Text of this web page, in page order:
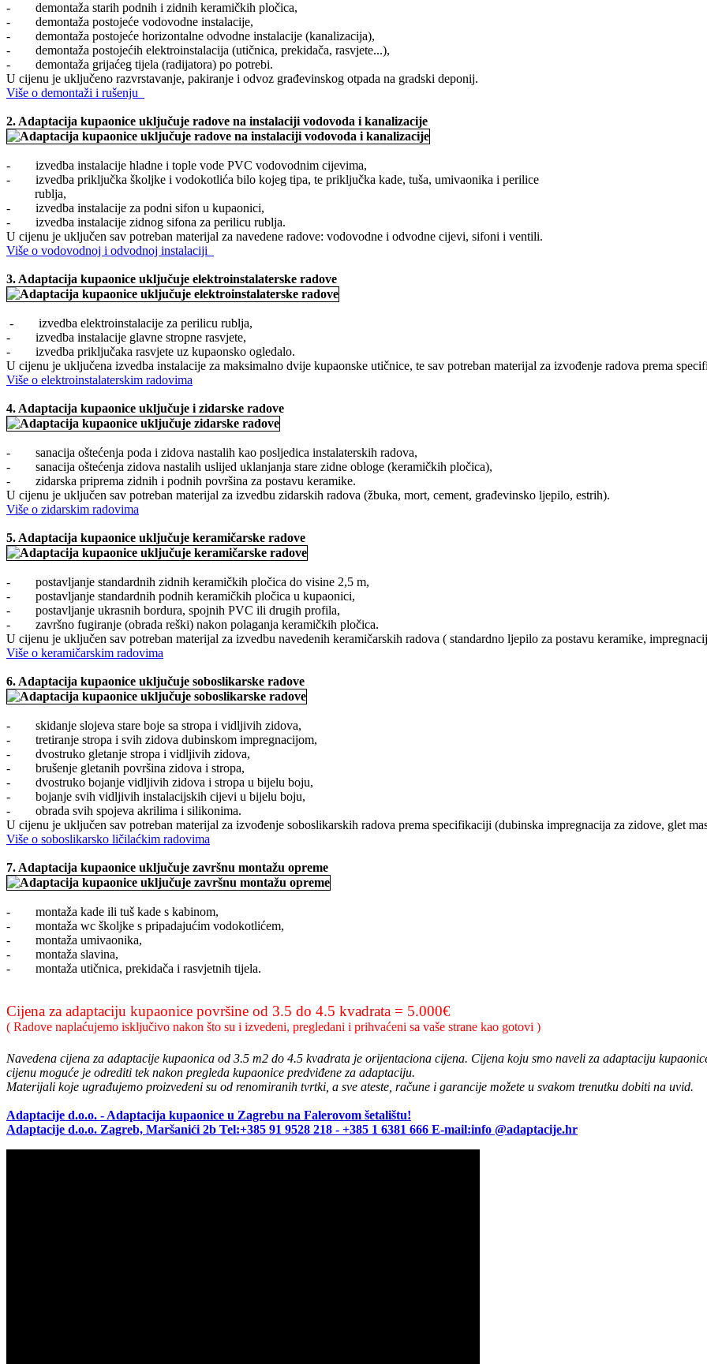
- demontaža starih podnih i zidnih keramičkih pločica,
- demontaža postojeće vodovodne instalacije,
- demontaža postojeće horizontalne odvodne instalacije (kanalizacija),
- demontaža postojećih elektroinstalacija (utičnica, prekidača, rasvjete...),
- demontaža grijaćeg tijela (radijatora) po potrebi.
U cijenu je uključeno razvrstavanje, pakiranje i odvoz građevinskog otpada na gradski deponij.
Više o demontaži i rušenju
2. Adaptacija kupaonice uključuje radove na instalaciji vodovoda i kanalizacije
- izvedba instalacije hladne i tople vode PVC vodovodnim cijevima,
- izvedba priključka školjke i vodokotlića bilo kojeg tipa, te priključka kade, tuša, umivaonika i perilice
rublja,
- izvedba instalacije za podni sifon u kupaonici,
- izvedba instalacije zidnog sifona za perilicu rublja.
U cijenu je uključen sav potreban materijal za navedene radove: vodovodne i odvodne cijevi, sifoni i ventili.
Više o vodovodnoj i odvodnoj instalaciji
3. Adaptacija kupaonice uključuje elektroinstalaterske radove
- izvedba elektroinstalacije za perilicu rublja,
- izvedba instalacije glavne stropne rasvjete,
- izvedba priključaka rasvjete uz kupaonsko ogledalo.
U cijenu je uključena izvedba instalacije za maksimalno dvije kupaonske utičnice, te sav potreban materijal za izvođenje radova prema
Više o elektroinstalaterskim radovima
4. Adaptacija kupaonice uključuje i zidarske radove
- sanacija oštećenja poda i zidova nastalih kao posljedica instalaterskih radova,
- sanacija oštećenja zidova nastalih uslijed uklanjanja stare zidne obloge (keramičkih pločica),
- zidarska priprema zidnih i podnih površina za postavu keramike.
U cijenu je uključen sav potreban materijal za izvedbu zidarskih radova (žbuka, mort, cement, građevinsko ljepilo, estrih).
Više o zidarskim radovima
5. Adaptacija kupaonice uključuje keramičarske radove
- postavljanje standardnih zidnih keramičkih pločica do visine 2,5 m,
- postavljanje standardnih podnih keramičkih pločica u kupaonici,
- postavljanje ukrasnih bordura, spojnih PVC ili drugih profila,
- završno fugiranje (obrada reški) nakon polaganja keramičkih pločica.
U cijenu je uključen sav potreban materijal za izvedbu navedenih keramičarskih radova ( standardno ljepilo za postavu keramike,
Više o keramičarskim radovima
6. Adaptacija kupaonice uključuje soboslikarske radove
- skidanje slojeva stare boje sa stropa i vidljivih zidova,
- tretiranje stropa i svih zidova dubinskom impregnacijom,
- dvostruko gletanje stropa i vidljivih zidova,
- brušenje gletanih površina zidova i stropa,
- dvostruko bojanje vidljivih zidova i stropa u bijelu boju,
- bojanje svih vidljivih instalacijskih cijevi u bijelu boju,
- obrada svih spojeva akrilima i silikonima.
U cijenu je uključen sav potreban materijal za izvođenje soboslikarskih radova prema specifikaciji (dubinska impregnacija za zidove, glet
Više o soboslikarsko ličilaćkim radovima
7. Adaptacija kupaonice uključuje završnu montažu opreme
- montaža kade ili tuš kade s kabinom,
- montaža wc školjke s pripadajućim vodokotlićem,
- montaža umivaonika,
- montaža slavina,
- montaža utičnica, prekidača i rasvjetnih tijela.
Cijena za adaptaciju kupaonice površine od 3.5 do 4.5 kvadrata = 5.000€
( Radove naplaćujemo isključivo nakon što su i izvedeni, pregledani i prihvaćeni sa vaše strane kao gotovi )
Navedena cijena za adaptacije kupaonica od 3.5 m2 do 4.5 kvadrata je orijentaciona cijena. Cijena koju smo naveli za adaptaciju
cijenu moguće je odrediti tek nakon pregleda kupaonice predviđene za adaptaciju.
Materijali koje ugrađujemo proizvedeni su od renomiranih tvrtki, a sve ateste, račune i garancije možete u svakom trenutku dobiti na uvid.
Adaptacije d.o.o. - Adaptacija kupaonice u Zagrebu na Falerovom šetalištu!
Adaptacije d.o.o. Zagreb, Maršanići 2b Tel:+385 91 9528 218 - +385 1 6381 666 E-mail:info @adaptacije.hr